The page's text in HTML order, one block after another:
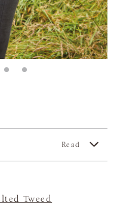
Read
Tweed